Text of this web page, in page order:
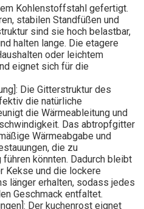
Kohlenstoffstahl gefertigt.
stabilen Standfüßen und
sind sie hoch belastbar,
halten lange. Die etagere​
oder leichtem
eignet sich für die
Die Gitterstruktur des
die natürliche
die Wärmeableitung und
Das abtropfgitter
Wärmeabgabe und
die zu
könnten. Dadurch bleibt
Kekse und die lockere
länger erhalten, sodass jedes
Geschmack entfaltet.
Der kuchenrost​ eignet